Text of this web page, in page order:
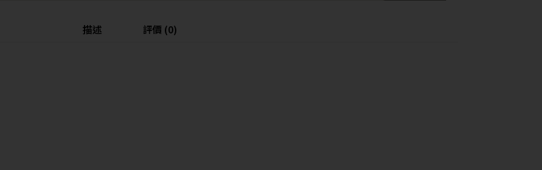
描述
評價 (0)